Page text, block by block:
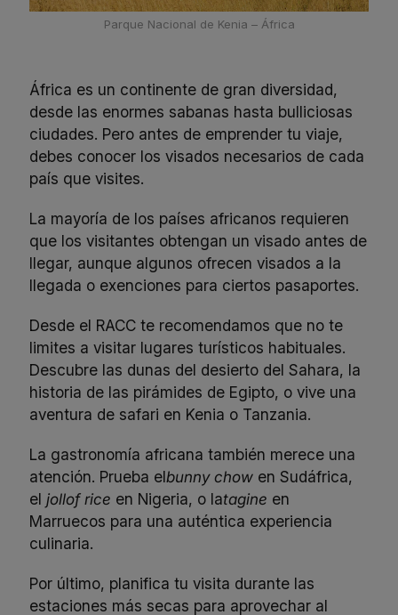
Parque Nacional de Kenia – África
África es un continente de gran diversidad,
desde las enormes sabanas hasta bulliciosas
ciudades. Pero antes de emprender tu viaje,
debes conocer los visados necesarios de cada
país que visites.
La mayoría de los países africanos requieren
que los visitantes obtengan un visado antes de
llegar, aunque algunos ofrecen visados a la
llegada o exenciones para ciertos pasaportes.
Desde el RACC te recomendamos que no te
limites a visitar lugares turísticos habituales.
Descubre las dunas del desierto del Sahara, la
historia de las pirámides de Egipto, o vive una
aventura de safari en Kenia o Tanzania.
La gastronomía africana también merece una
atención. Prueba elbunny chow en Sudáfrica,
eljollof rice en Nigeria, o latagine en
Marruecos para una auténtica experiencia
culinaria.
Por último, planifica tu visita durante las
estaciones más secas para aprovechar al